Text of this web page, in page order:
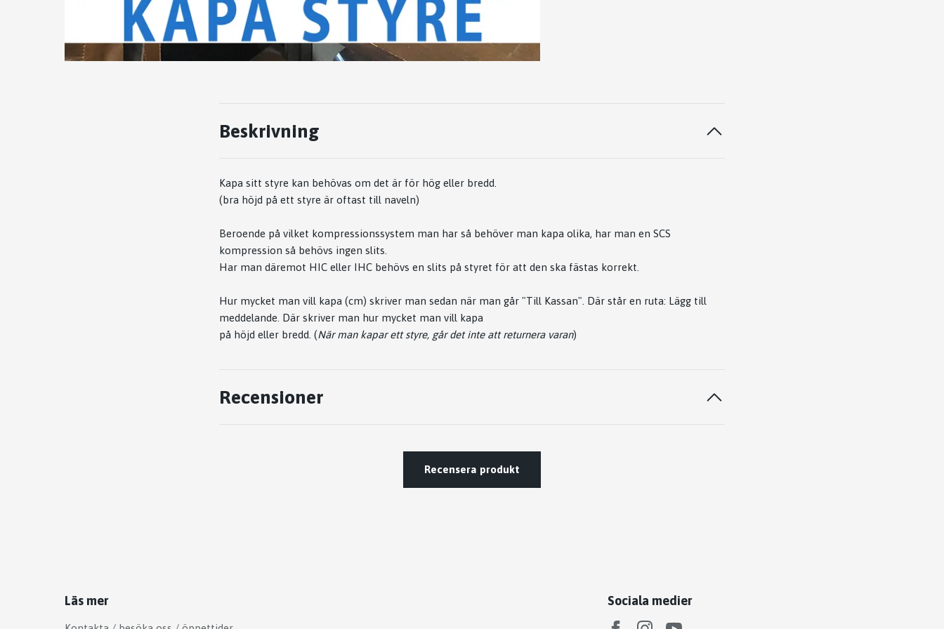
Beskrivning
Kapa sitt styre kan behövas om det är för hög eller bredd.
(bra höjd på ett styre är oftast till naveln)
Beroende på vilket kompressionssystem man har så behöver man kapa olika, har man en SCS
kompression så behövs ingen slits.
Har man däremot HIC eller IHC behövs en slits på styret för att den ska fästas korrekt.
Hur mycket man vill kapa (cm) skriver man sedan när man går "Till Kassan". Där står en ruta: Lägg till
meddelande. Där skriver man hur mycket man vill kapa
på höjd eller bredd. (När man kapar ett styre, går det inte att returnera varan)
Recensioner
Recensera produkt
Läs mer Sociala medier